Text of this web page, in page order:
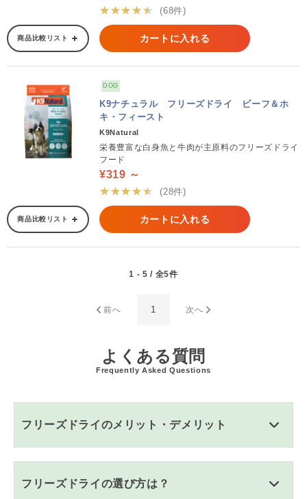
★★★★★
(68件)
商品比較リスト カートに入れる
DOG
K9ナチュラル フリーズドライ ビーフ＆ホ
キ・フィースト
K9Natural
栄養豊富な白身魚と牛肉が主原料のフリーズドライ
フード
¥319 ～
★★★★★
(28件)
商品比較リスト カートに入れる
1 - 5 / 全5件
前へ 1 次へ
よくある質問
Frequently Asked Questions
フリーズドライのメリット・デメリット
フリーズドライの選び方は？